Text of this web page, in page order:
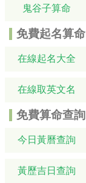
鬼谷子算命
免費起名算命
在線起名大全
在線取英文名
免費算命查詢
今日黃曆查詢
黃歷吉日查詢